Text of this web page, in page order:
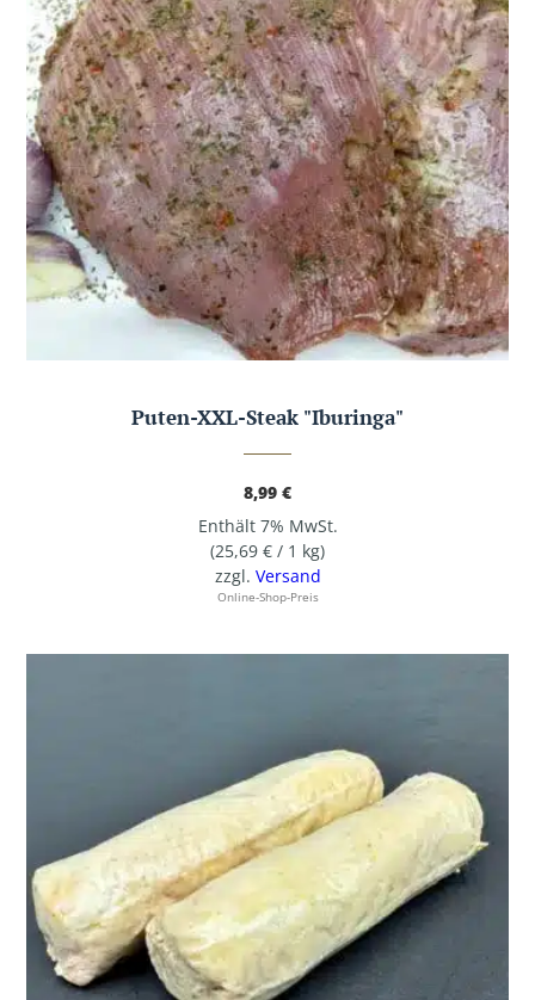
Puten-XXL-Steak "Iburinga"
8,99 €
Enthält 7% MwSt.
(25,69 € / 1 kg)
zzgl. Versand
Online-Shop-Preis